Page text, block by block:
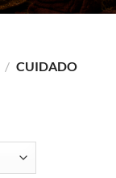
/ CUIDADO